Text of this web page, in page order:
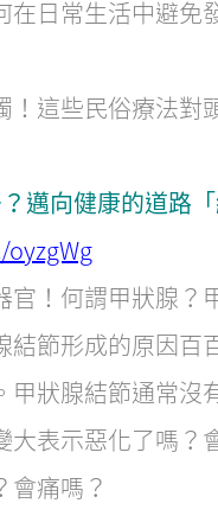
日常生活中避免
這些民俗療法對
邁向健康的道路
！何謂甲狀腺？
結節形成的原因百
甲狀腺結節通常沒
大表示惡化了嗎？
會痛嗎？